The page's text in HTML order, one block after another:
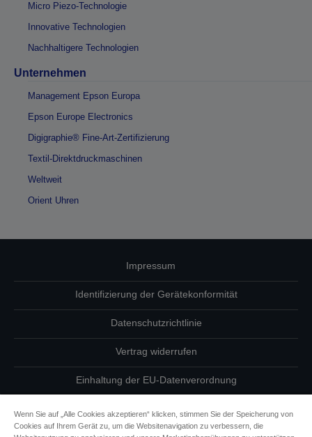
Micro Piezo-Technologie
Innovative Technologien
Nachhaltigere Technologien
Unternehmen
Management Epson Europa
Epson Europe Electronics
Digigraphie® Fine-Art-Zertifizierung
Textil-Direktdruckmaschinen
Weltweit
Orient Uhren
Impressum
Identifizierung der Gerätekonformität
Datenschutzrichtlinie
Vertrag widerrufen
Einhaltung der EU-Datenverordnung
Wenn Sie auf „Alle Cookies akzeptieren“ klicken, stimmen Sie der Speicherung von
Cookies auf Ihrem Gerät zu, um die Websitenavigation zu verbessern, die